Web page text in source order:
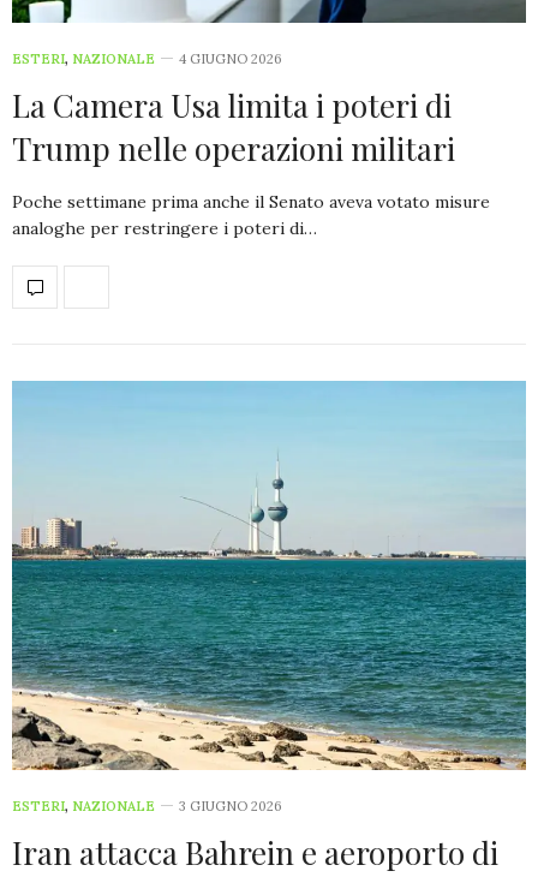
ESTERI, NAZIONALE 4 GIUGNO 2026
La Camera Usa limita i poteri di
Trump nelle operazioni militari
Poche settimane prima anche il Senato aveva votato misure
analoghe per restringere i poteri di…
ESTERI, NAZIONALE 3 GIUGNO 2026
Iran attacca Bahrein e aeroporto di